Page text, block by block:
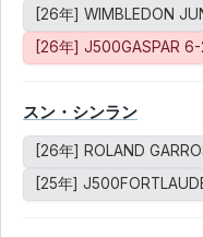
[26年] WIMBLEDON
[26年] J500GASPAR
スン・シンラン
[26年] ROLAND
[25年]